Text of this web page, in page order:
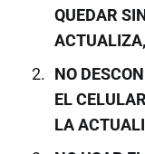
QUEDAR
NO
EL
LA